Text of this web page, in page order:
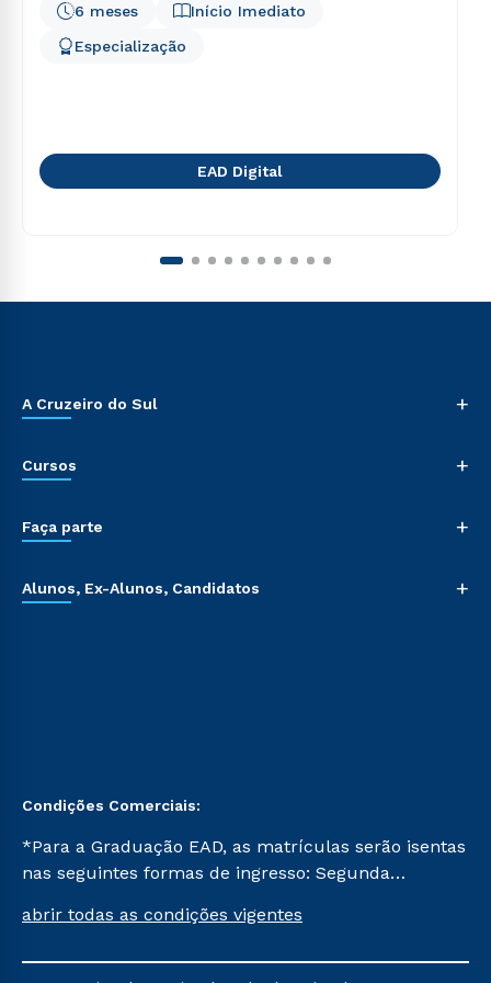
Início Imediato
6 meses
Especialização
EAD Digital
A Cruzeiro do Sul +
Cursos +
Faça parte +
Alunos, Ex-Alunos, Candidatos +
Condições Comerciais:
*Para a Graduação EAD, as matrículas serão isentas
nas seguintes formas de ingresso: Segunda
Já para as demais, a taxa de matrícula será de R$
mencionadas são referentes aos cursos: Ensino
abrir todas as condições vigentes